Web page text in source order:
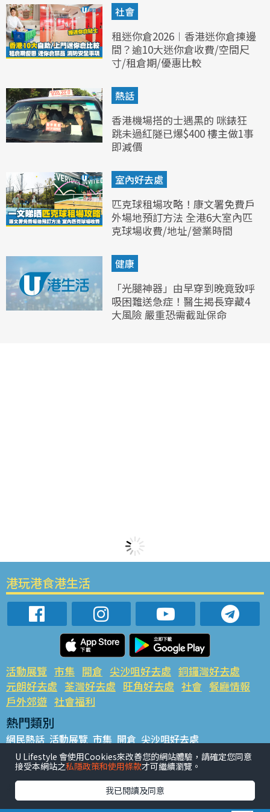
社會
租迷你倉2026︱香港迷你倉揀邊
間？逾10大迷你倉收費/空間尺
寸/租倉期/優惠比較
熱話
香港機場搭的士遇黑的 咪錶狂
跳未過紅隧已爆$400 樓主做1事
即減價
室內好去處
匹克球租場攻略！康文署免費戶
外場地預訂方法 全港6大室內匹
克球場收費/地址/營業時間
健康
「光腿神器」由早穿到晚竟致呼
吸困難送急症！醫生揭長穿藏4
大風險 嚴重恐需截趾保命
港玩港食港生活
活動展覽 市集 開倉 尖沙咀好去處 銅鑼灣好去處
元朗好去處 荃灣好去處 旺角好去處 社會 餐廳情報
戶外郊遊 社會福利
熱門類別
網民熱話 活動展覽 市集 開倉 尖沙咀好去處
銅鑼灣好去處 元朗好去處 荃灣好去處 旺角好去處 社會
餐廳情報 戶外郊遊
熱門標籤
#UGO搵好去處 #人氣活動推介 #美食社群熱話
U Lifestyle 會使用Cookies來改善您的網站體驗，請確定您同意
接受本網站之私隱政策和使用條款才可繼續瀏覽。
我已閱讀及同意